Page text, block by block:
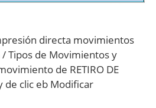
directa movimientos
/ Tipos de Movimientos y
de RETIRO DE
de clic eb Modificar